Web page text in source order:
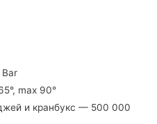
max 90°
и кранбукс — 500 000